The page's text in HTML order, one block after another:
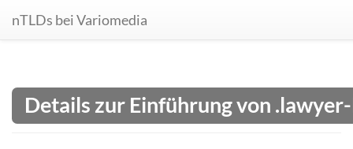
nTLDs bei Variomedia
Details zur Einführung von